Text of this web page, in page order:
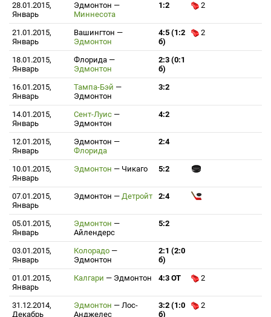
28.01.2015,
Январь
Эдмонтон —
Миннесота
1:2 2
21.01.2015,
Январь
Вашингтон —
Эдмонтон
4:5 (1:2
б)
2
18.01.2015,
Январь
Флорида —
Эдмонтон
2:3 (0:1
б)
16.01.2015,
Январь
Тампа-Бэй —
Эдмонтон
3:2
14.01.2015,
Январь
Сент-Луис —
Эдмонтон
4:2
12.01.2015,
Январь
Эдмонтон —
Флорида
2:4
10.01.2015,
Январь
Эдмонтон — Чикаго 5:2
07.01.2015,
Январь
Эдмонтон — Детройт 2:4
05.01.2015,
Январь
Эдмонтон —
Айлендерс
5:2
03.01.2015,
Январь
Колорадо —
Эдмонтон
2:1 (2:0
б)
01.01.2015,
Январь
Калгари — Эдмонтон 4:3 ОТ 2
31.12.2014,
Декабрь
Эдмонтон — Лос-
Анджелес
3:2 (1:0
б)
2